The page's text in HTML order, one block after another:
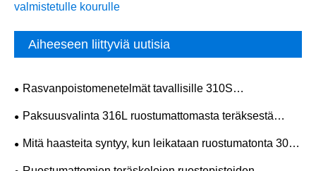
valmistetulle kourulle
Aiheeseen liittyviä uutisia
​Rasvanpoistomenetelmät tavallisille 310S
ruostumattomille teräsputkille
Paksuusvalinta 316L ruostumattomasta teräksestä
valmistetulle kourulle
Mitä haasteita syntyy, kun leikataan ruostumatonta 304-
teräslevyä?